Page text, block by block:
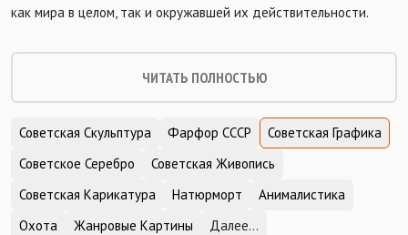
как мира в целом, так и окружавшей их действительности.
ЧИТАТЬ ПОЛНОСТЬЮ
Советская Скульптура Фарфор СССР
Советская Графика
Советское Серебро
Советская Живопись
Советская Карикатура
Натюрморт
Анималистика
Охота
Жанровые Картины Далее...